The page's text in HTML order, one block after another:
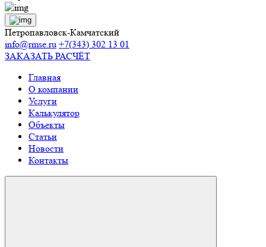
Петропавловск-Камчатский
info@rmse.ru +7(343) 302 13 01
ЗАКАЗАТЬ РАСЧЁТ
Главная
О компании
Услуги
Калькулятор
Объекты
Статьи
Новости
Контакты